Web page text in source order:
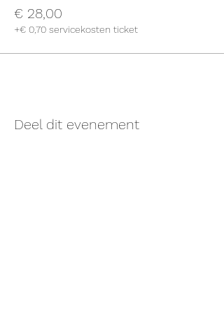
€ 28,00
+€ 0,70 servicekosten ticket
Deel dit evenement